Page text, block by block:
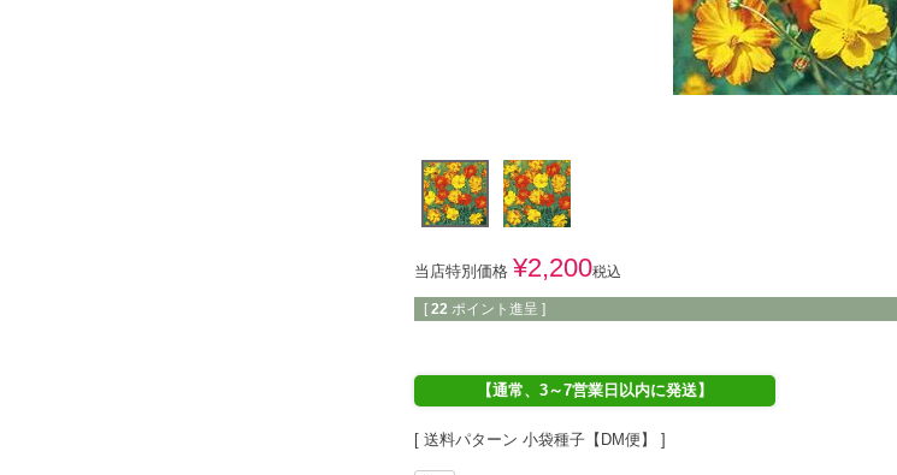
当店特別価格 ¥2,200税込
[ 22 ポイント進呈 ]
【通常、3～7営業日以内に発送】
送料パターン 小袋種子【DM便】